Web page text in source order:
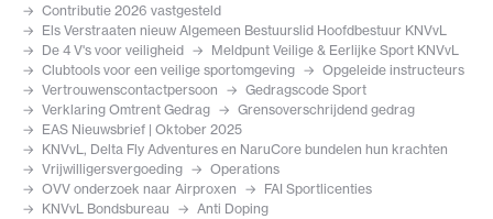
Contributie 2026 vastgesteld
Els Verstraaten nieuw Algemeen Bestuurslid Hoofdbestuur KNVvL
De 4 V's voor veiligheid
Meldpunt Veilige & Eerlijke Sport KNVvL
Clubtools voor een veilige sportomgeving
Opgeleide instructeurs
Vertrouwenscontactpersoon
Gedragscode Sport
Verklaring Omtrent Gedrag
Grensoverschrijdend gedrag
EAS Nieuwsbrief | Oktober 2025
KNVvL, Delta Fly Adventures en NaruCore bundelen hun krachten
Vrijwilligersvergoeding
Operations
OVV onderzoek naar Airproxen
FAI Sportlicenties
KNVvL Bondsbureau
Anti Doping